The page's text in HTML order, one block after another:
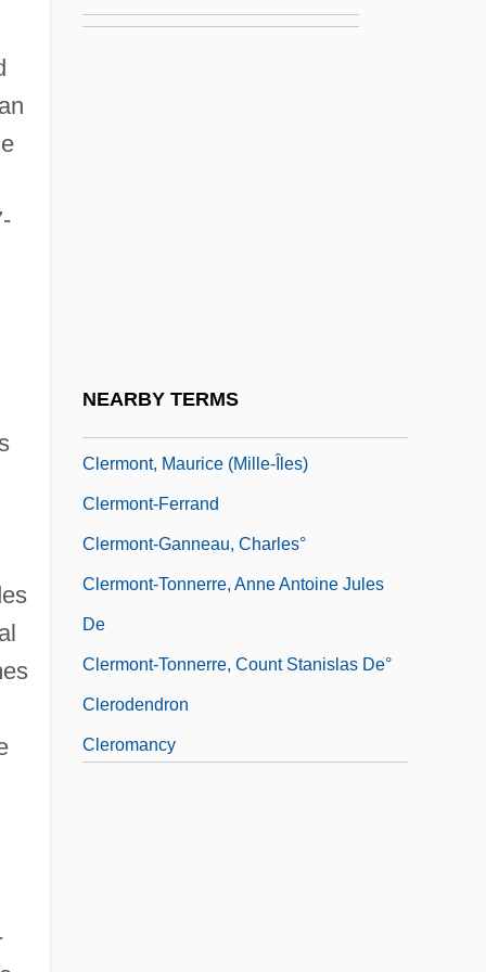
NEARBY TERMS
Clerke, Agnes Mary (1842–1907)
Clermont, Maurice (Mille-Îles)
Clermont-Ferrand
Clermont-Ganneau, Charles°
Clermont-Tonnerre, Anne Antoine Jules
De
Clermont-Tonnerre, Count Stanislas De°
Clerodendron
Cleromancy